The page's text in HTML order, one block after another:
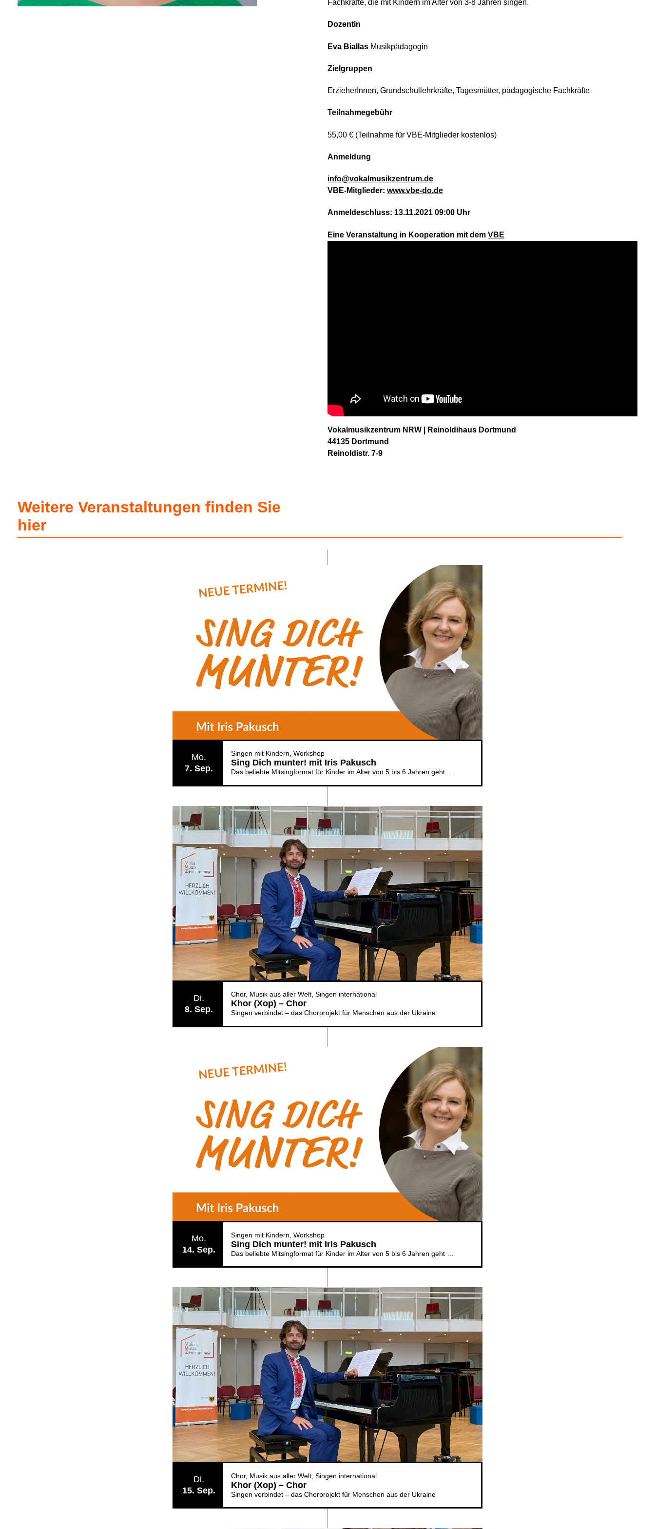
Fachkräfte, die mit Kindern im Alter von 3-8 Jahren singen.
Dozentin
Eva Biallas Musikpädagogin
Zielgruppen
ErzieherInnen, Grundschullehrkräfte, Tagesmütter, pädagogische Fachkräfte
Teilnahmegebühr
55,00 € (Teilnahme für VBE-Mitglieder kostenlos)
Anmeldung
info@vokalmusikzentrum.de
VBE-Mitglieder: www.vbe-do.de
Anmeldeschluss: 13.11.2021 09:00 Uhr
Eine Veranstaltung in Kooperation mit dem VBE
Vokalmusikzentrum NRW | Reinoldihaus Dortmund
44135 Dortmund
Reinoldistr. 7-9
Weitere Veranstaltungen finden Sie
hier
Mo.
7 Sep.
Singen mit Kindern Workshop
Sing Dich munter! mit Iris Pakusch
Das beliebte Mitsingformat für Kinder im Alter von 5 bis 6 Jahren geht weiter
Di.
8 Sep.
Chor Musik aus aller Welt Singen international
Khor (Xop) – Chor
Singen verbindet – das Chorprojekt für Menschen aus der Ukraine
Mo.
14 Sep.
Singen mit Kindern Workshop
Sing Dich munter! mit Iris Pakusch
Di.
15 Sep.
Chor Musik aus aller Welt Singen international
Khor (Xop) – Chor
Singen verbindet – das Chorprojekt für Menschen aus der Ukraine